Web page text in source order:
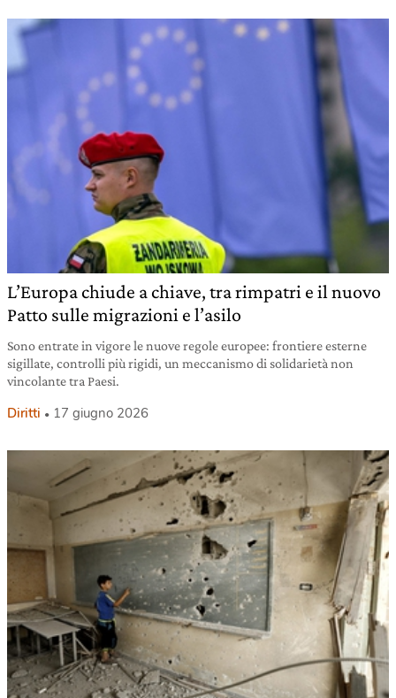
L’Europa chiude a chiave, tra rimpatri e il nuovo
Patto sulle migrazioni e l’asilo
Sono entrate in vigore le nuove regole europee: frontiere esterne
sigillate, controlli più rigidi, un meccanismo di solidarietà non
vincolante tra Paesi.
Diritti 17 giugno 2026